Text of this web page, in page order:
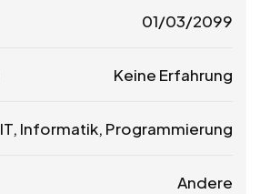
01/03/2099
Keine Erfahrung
IT, Informatik, Programmierung
Andere